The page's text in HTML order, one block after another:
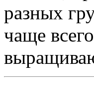
разных
чаще